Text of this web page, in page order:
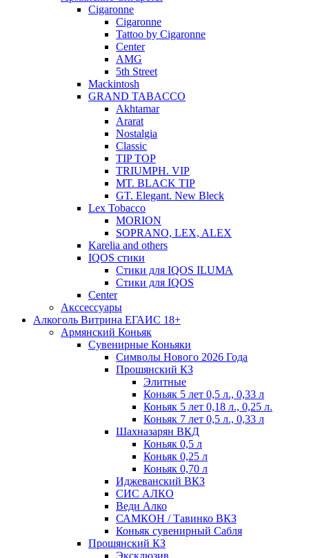
Cigaronne
Cigaronne
Tattoo by Cigaronne
Center
AMG
5th Street
Mackintosh
GRAND TABACCO
Akhtamar
Ararat
Nostalgia
Classic
TIP TOP
TRIUMPH. VIP
MT. BLACK TIP
GT. Elegant. New Bleck
Lex Tobacco
MORION
SOPRANO, LEX, ALEX
Karelia and others
IQOS стики
Стики для IQOS ILUMA
Стики для IQOS
Сenter
Акссессуары
Алкоголь Витрина ЕГАИС 18+
Армянский Коньяк
Сувенирные Коньяки
Символы Нового 2026 Года
Прошянский КЗ
Элитные
Коньяк 5 лет 0,5 л., 0,33 л
Коньяк 5 лет 0,18 л., 0,25 л.
Коньяк 7 лет 0,5 л., 0,33 л
Шахназарян ВКД
Коньяк 0,5 л
Коньяк 0,25 л
Коньяк 0,70 л
Иджеванский ВКЗ
СИС АЛКО
Веди Алко
САМКОН / Тавинко ВКЗ
Коньяк сувенирный Сабля
Прошянский КЗ
Эксклюзив